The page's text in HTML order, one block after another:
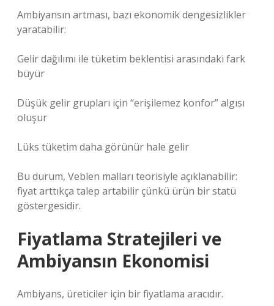
Ambiyansın artması, bazı ekonomikdengesizlikler
yaratabilir:
Gelir dağılımı ile tüketim beklentisi arasındaki fark
büyür
Düşük gelir grupları için “erişilemez konfor” algısı
oluşur
Lüks tüketim daha görünür hale gelir
Bu durum, Veblen malları teorisiyle açıklanabilir:
fiyat arttıkça talep artabilir çünkü ürün bir statü
göstergesidir.
Fiyatlama Stratejileri ve
Ambiyansın Ekonomisi
Ambiyans, üreticiler için bir fiyatlama aracıdır.